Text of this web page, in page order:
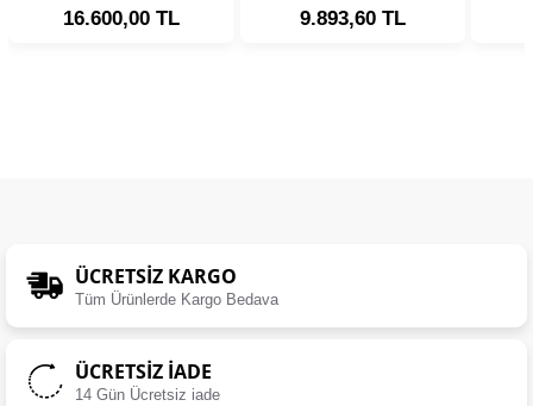
16.600,00 TL 9.893,60 TL
ÜCRETSIZ KARGO
Tüm Ürünlerde Kargo Bedava
ÜCRETSIZ İADE
14 Gün Ücretsiz iade